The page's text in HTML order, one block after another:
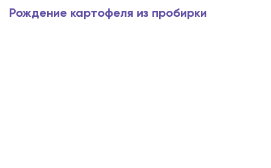
Рождение картофеля из пробирки